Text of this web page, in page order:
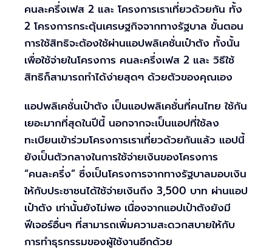
คนละครึ่งเฟส 2 และ โครงการเราเที่ยวด้วยกัน ทั้ง
2 โครงการกระตุ้นเศรษฐกิจจากทางรัฐบาล ขั้นตอน
การใช้สิทธิจะต้องใช้ผ่านแอปพลิเคชั่นเป๋าตัง ทั้งนั้น
เพื่อใช้จ่ายในโครงการ คนละครึ่งเฟส 2 และ วิธีใช้
สิทธิก็สามารถทำได้ง่ายสุดๆ ด้วยตัวของคุณเอง
แอปพลิเคชั่นเป๋าตัง เป็นแอปพลิเคชั่นที่คนไทย ใช้กัน
เยอะมากที่สุดในปีนี้ นอกจากจะเป็นแอปที่ใช้ลง
ทะเบียนเข้าร่วมโครงการเราเที่ยวด้วยกันแล้ว แอปนี้
ยังเป็นตัวกลางในการใช้จ่ายเงินของโครงการ
“คนละครึ่ง” ซึ่งเป็นโครงการจากทางรัฐบาลมอบเงิน
ให้กับประชาชนได้ใช้จ่ายเงินถึง 3,500 บาท ผ่านแอป
เป๋าตัง เท่านั้นยังไม่พอ เนื่องจากแอปเป๋าตังยังมี
ฟีเจอร์อื่นๆ ที่สามารถเพิ่มความสะดวกสบายให้กับ
การทำธุรกรรมของผู้ใช้งานอีกด้วย